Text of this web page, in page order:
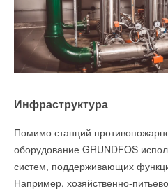
Инфраструктура
Помимо станций
оборудование GRUNDFOS
систем, поддерживающих
Например, хозяйственно-